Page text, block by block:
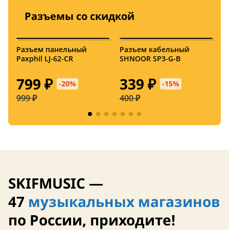
Разъемы со скидкой
Разъем панельный
Paxphil LJ-62-CR
799 ₽ -20%
999 ₽
Разъем кабельный
SHNOOR SP3-G-B
339 ₽ -15%
400 ₽
SKIFMUSIC —
47 музыкальных магазинов
по России, приходите!